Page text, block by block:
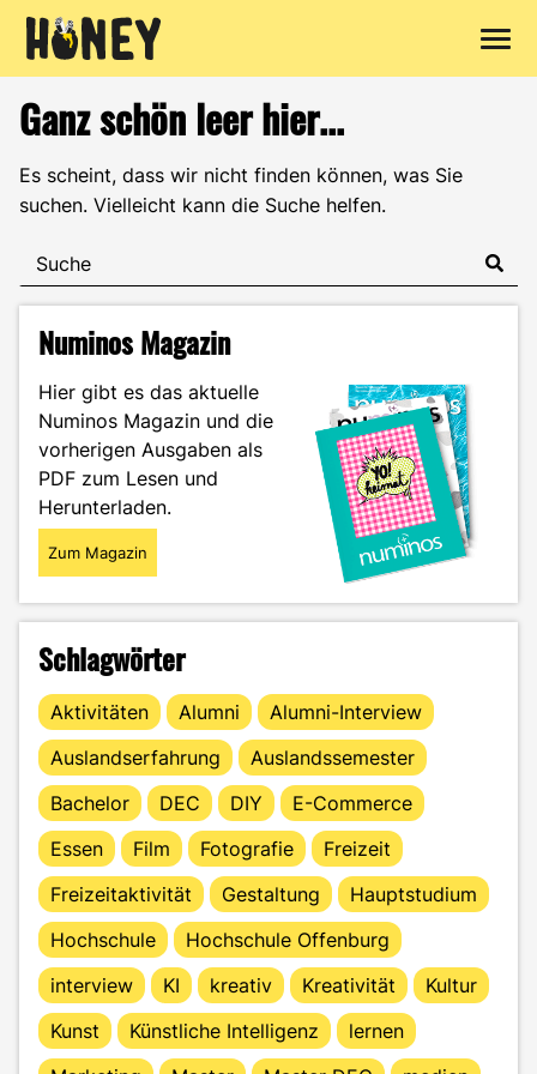
Inhalt
springen
Ganz schön leer hier...
Es scheint, dass wir nicht finden können, was Sie
suchen. Vielleicht kann die Suche helfen.
Numinos Magazin
Hier gibt es das aktuelle
Numinos Magazin und die
vorherigen Ausgaben als
PDF zum Lesen und
Herunterladen.
Zum Magazin
Schlagwörter
Aktivitäten Alumni
Alumni-Interview
Auslandserfahrung
Auslandssemester
Bachelor
DEC DIY
E-Commerce
Essen
Film Fotografie
Freizeit
Freizeitaktivität
Gestaltung
Hauptstudium
Hochschule
Hochschule Offenburg
interview
KI kreativ Kreativität
Kultur
Kunst
Künstliche Intelligenz
lernen